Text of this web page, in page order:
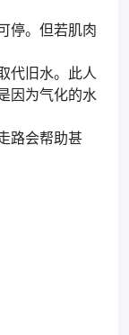
停。但若肌肉
代旧水。此人
因为气化的水
路会帮助甚